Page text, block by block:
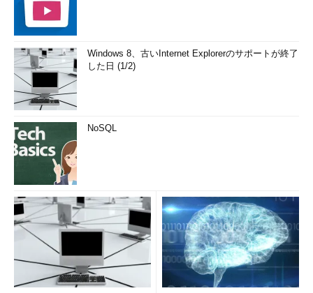
Windows 8、古いInternet Explorerのサポートが終了
した日 (1/2)
NoSQL